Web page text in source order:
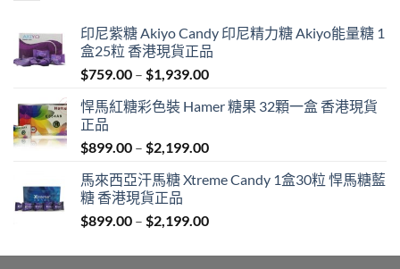
印尼紫糖 Akiyo Candy 印尼精力糖 Akiyo能量糖 1
盒25粒 香港現貨正品
$759.00 – $1,939.00Price
$759.00
$1,939.00
悍馬紅糖彩色裝 Hamer 糖果 32顆一盒 香港現貨
正品
$899.00 – $2,199.00Price
$899.00
$2,199.00
馬來西亞汗馬糖 Xtreme Candy 1盒30粒 悍馬糖藍
糖 香港現貨正品
$899.00 – $2,199.00Price
$899.00